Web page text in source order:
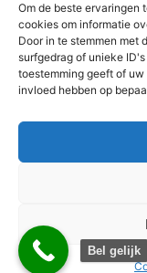
Om de beste ervaringen
cookies om informatie
Door in te stemmen met
surfgedrag of unieke
toestemming geeft of
invloed hebben op
Bel gelijk